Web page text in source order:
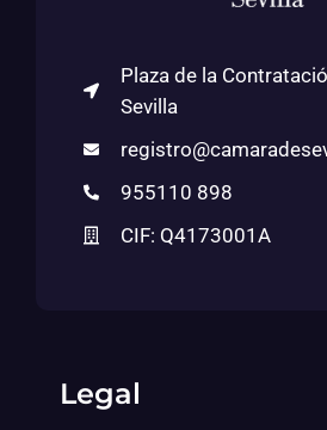
Plaza de la
Sevilla
955110 898
CIF: Q4173001A
Legal